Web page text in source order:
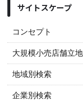
サイトスケープ
コンセプト
大規模小売店舗立
地域別検索
企業別検索